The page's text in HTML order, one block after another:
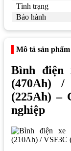
Tình trạng
Bảo hành
Mô tả sản phẩm
Bình điện
(470Ah) /
(225Ah) –
nghiệp